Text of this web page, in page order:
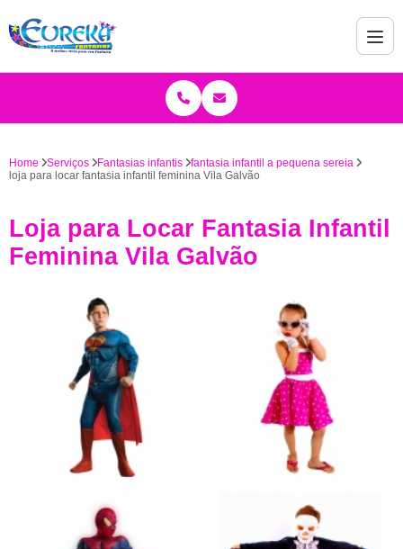
Home Serviços Fantasias infantis
fantasia infantil a pequena sereia
loja para locar fantasia infantil feminina Vila Galvão
Loja para Locar Fantasia Infantil
Feminina Vila Galvão